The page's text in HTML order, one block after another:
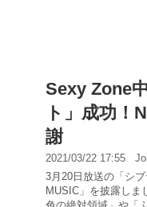
Sexy Zone
ト」成功！
謝
2021/03/22 17:55
3月20日放送の「シ
MUSIC」を披露しま